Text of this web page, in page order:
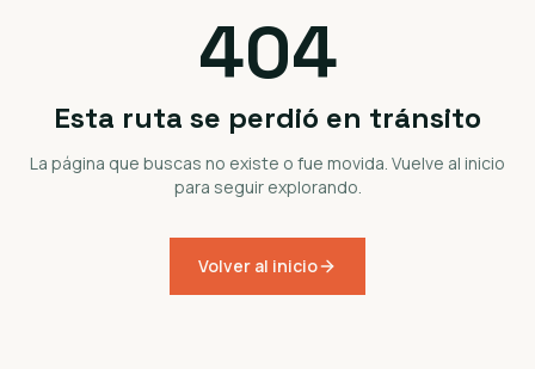
404
Esta ruta se perdió en tránsito
La página que buscas no existe o fue movida. Vuelve al inicio
para seguir explorando.
Volver al inicio